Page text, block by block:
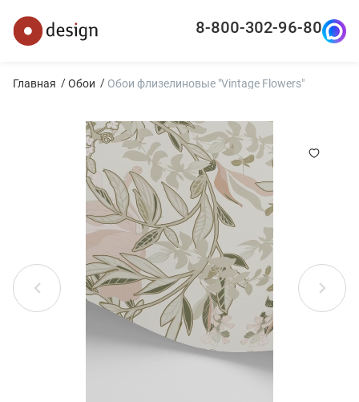
8-800-302-96-80
Главная Обои Обои флизелиновые "Vintage Flowers"